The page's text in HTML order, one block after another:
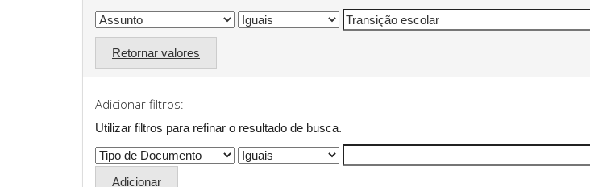
Retornar valores
Adicionar filtros:
Utilizar filtros para refinar o resultado de busca.